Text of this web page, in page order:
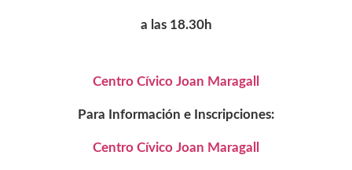
a las 18.30h
Centro Cívico Joan Maragall
Para Información e Inscripciones:
Centro Cívico Joan Maragall